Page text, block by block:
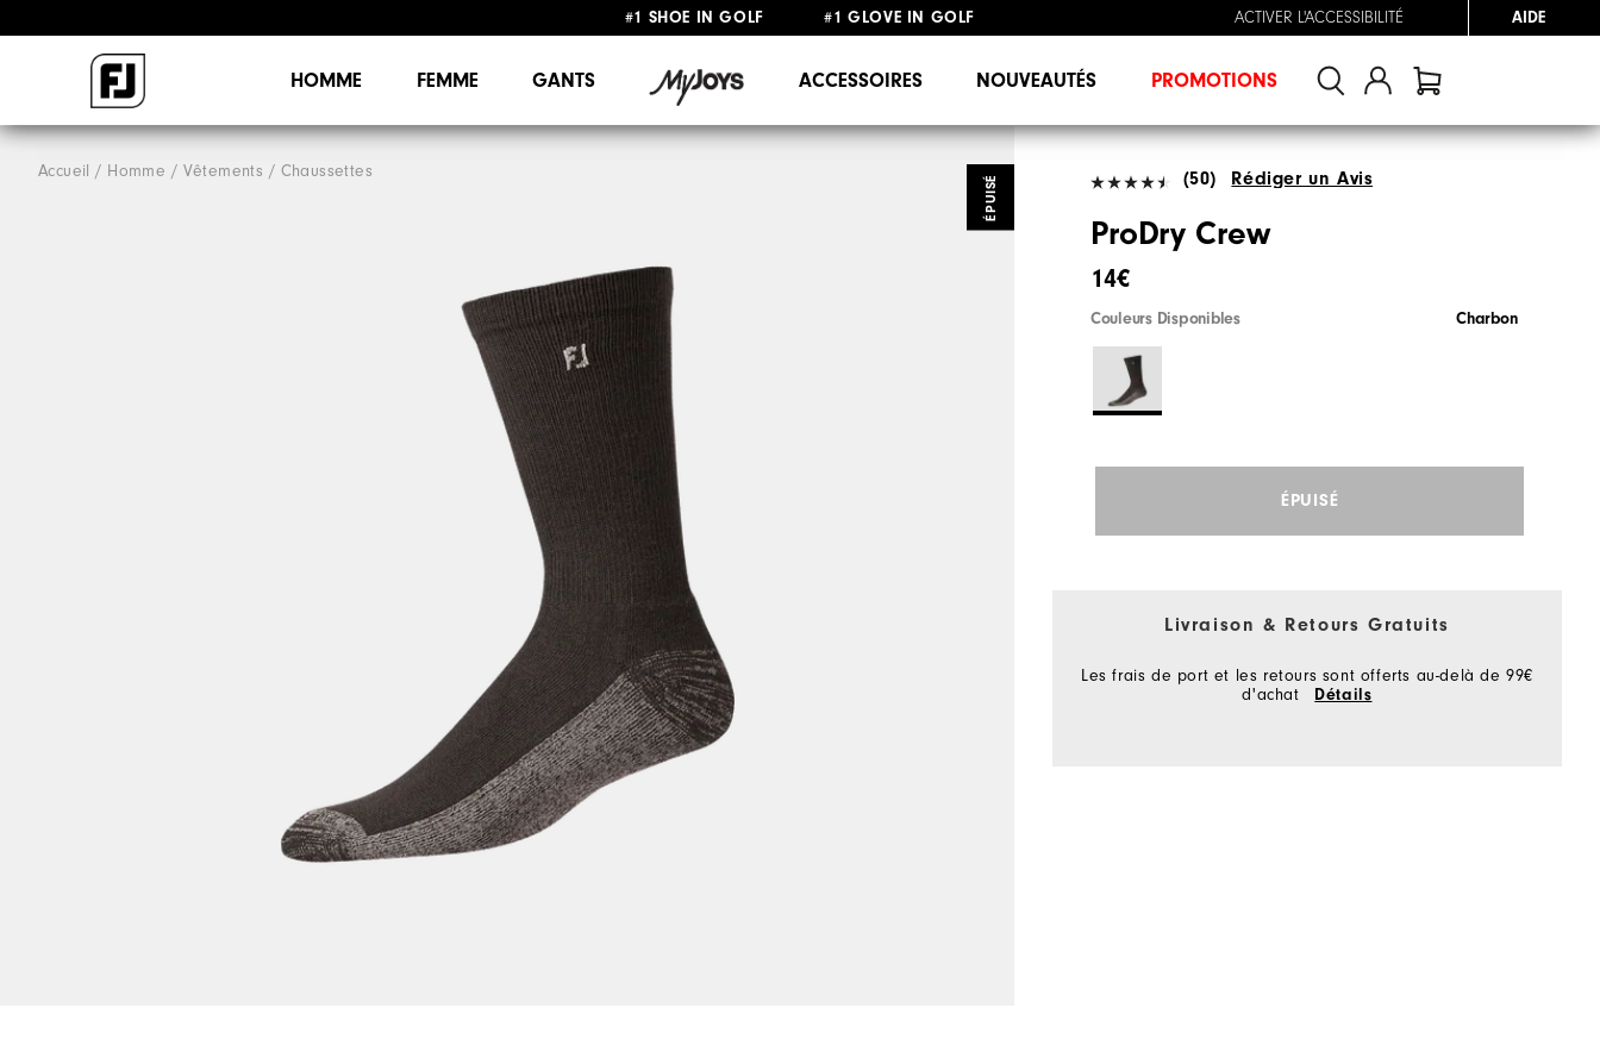
#1 SHOE IN GOLF #1 GLOVE IN GOLF
ACTIVER L'ACCESSIBILITÉ AIDE
HOMME FEMME GANTS ACCESSOIRES NOUVEAUTÉS PROMOTIONS
Accueil Homme Vêtements Chaussettes
ÉPUISÉ (50) Rédiger un Avis
ProDry Crew
14€
Couleurs Disponibles Charbon
ÉPUISÉ
Livraison & Retours Gratuits
Les frais de port et les retours sont offerts au-delà de 99€
d'achat
Détails